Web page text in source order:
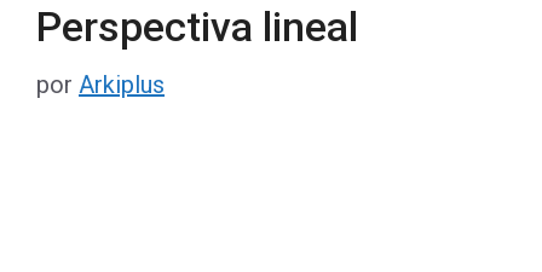
Perspectiva lineal
por Arkiplus